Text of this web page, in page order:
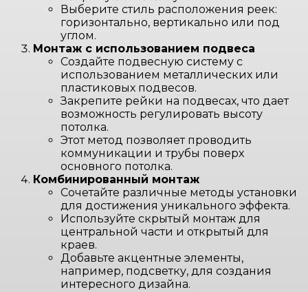
Выберите стиль расположения реек:
горизонтально, вертикально или под
углом.
Монтаж с использованием подвеса
Создайте подвесную систему с
использованием металлических или
пластиковых подвесов.
Закрепите рейки на подвесах, что дает
возможность регулировать высоту
потолка.
Этот метод позволяет проводить
коммуникации и трубы поверх
основного потолка.
Комбинированный монтаж
Сочетайте различные методы установки
для достижения уникального эффекта.
Используйте скрытый монтаж для
центральной части и открытый для
краев.
Добавьте акцентные элементы,
например, подсветку, для создания
интересного дизайна.